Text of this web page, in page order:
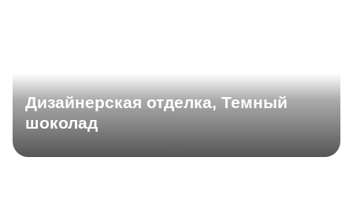
Дизайнерская отделка, Темный
шоколад